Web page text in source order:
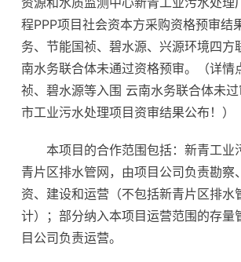
程PPP项目社会资本方采购资格预审结
务、节能国祯、碧水源、兴源环境四方
南水务联合体未通过资格预审。（详情
祯、碧水源等入围 云南水务联合体未
市工业污水处理项目资审结果公布！）
本项目的合作范围包括：新青工业
青片区排水管网，由项目公司负责勘察
资、建设和运营（不包括新青片区排水
计）；部分纳入本项目运营范围的存量
目公司负责运营。